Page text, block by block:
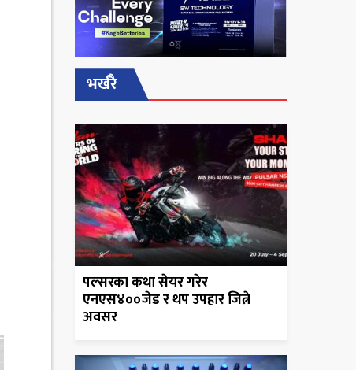
भर्खरै
पल्सरका कथा सेयर गरेर
एनएस४००जेड र थप उपहार जित्ने
अवसर